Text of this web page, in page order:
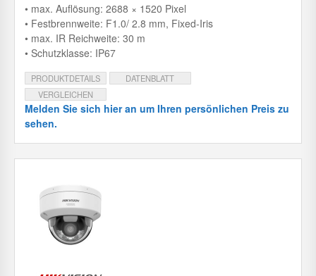
• max. Auflösung: 2688 × 1520 Pixel
• Festbrennweite: F1.0/ 2.8 mm, Fixed-Iris
• max. IR Reichweite: 30 m
• Schutzklasse: IP67
PRODUKTDETAILS
DATENBLATT
VERGLEICHEN
Melden Sie sich hier an um Ihren persönlichen Preis zu
sehen.